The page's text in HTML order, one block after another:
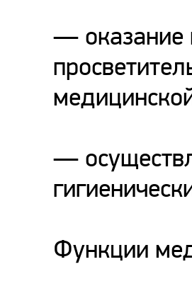
— оказание
—
Функции